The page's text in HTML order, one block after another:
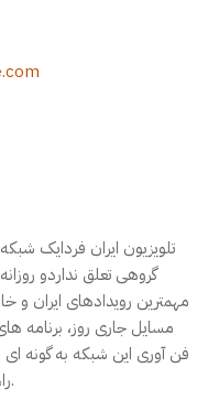
تلویزیون ایران فردایک
گروهی تعلق نداردو
مسایل جاری روز، برنامه
فن آوری این شبکه به گونه
را، بویژه از میان جوانان، به خود جذب کنند.